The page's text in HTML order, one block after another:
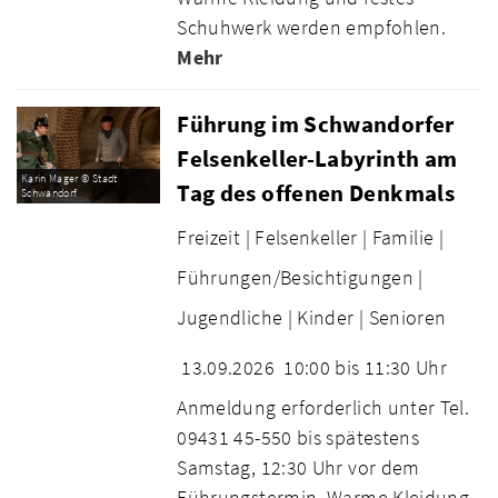
Schuhwerk werden empfohlen.
Mehr
Karin Mager © Stadt
Schwandorf
Führung im Schwandorfer
Felsenkeller-Labyrinth am
Tag des offenen Denkmals
Freizeit | Felsenkeller | Familie |
Führungen/Besichtigungen |
Jugendliche | Kinder | Senioren
13.09.2026 10:00 bis 11:30 Uhr
Anmeldung erforderlich unter Tel.
09431 45-550 bis spätestens
Samstag, 12:30 Uhr vor dem